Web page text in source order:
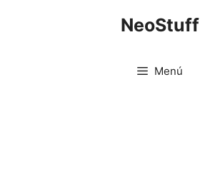
NeoStuff
Menú